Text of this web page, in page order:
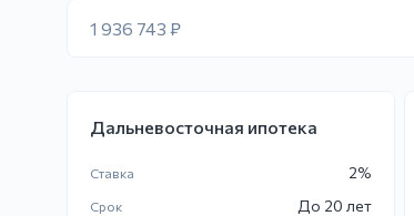
1 936 743 ₽
Дальневосточная ипотека
Ставка 2%
Срок До 20 лет